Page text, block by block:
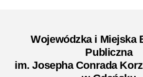
Wojewódzka i Miejska
Publiczna
im. Josepha Conrada